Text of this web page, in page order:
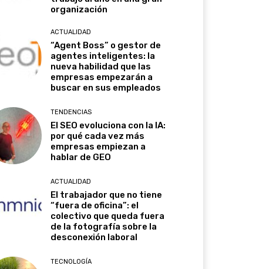
organización
ACTUALIDAD
“Agent Boss” o gestor de
agentes inteligentes: la
nueva habilidad que las
empresas empezarán a
buscar en sus empleados
TENDENCIAS
El SEO evoluciona con la IA:
por qué cada vez más
empresas empiezan a
hablar de GEO
ACTUALIDAD
El trabajador que no tiene
“fuera de oficina”: el
colectivo que queda fuera
de la fotografía sobre la
desconexión laboral
TECNOLOGÍA